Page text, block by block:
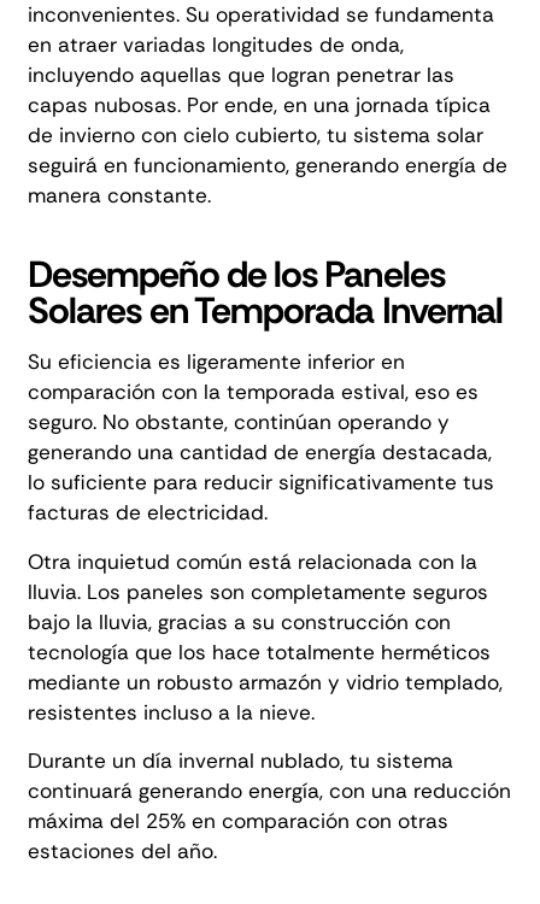
inconvenientes. Su operatividad se fundamenta
en atraer variadas longitudes de onda,
incluyendo aquellas que logran penetrar las
capas nubosas. Por ende, en una jornada típica
de invierno con cielo cubierto, tu sistema solar
seguirá en funcionamiento, generando energía de
manera constante.
Desempeño de los Paneles
Solares en Temporada Invernal
Su eficiencia es ligeramente inferior en
comparación con la temporada estival, eso es
seguro. No obstante, continúan operando y
generando una cantidad de energía destacada,
lo suficiente para reducir significativamente tus
facturas de electricidad.
Otra inquietud común está relacionada con la
lluvia. Los paneles son completamente seguros
bajo la lluvia, gracias a su construcción con
tecnología que los hace totalmente herméticos
mediante un robusto armazón y vidrio templado,
resistentes incluso a la nieve.
Durante un día invernal nublado, tu sistema
continuará generando energía, con una reducción
máxima del 25% en comparación con otras
estaciones del año.